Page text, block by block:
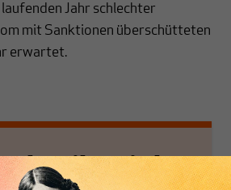
Jahr schlechter
mit Sanktionen überschütteten
erwartet.
sich